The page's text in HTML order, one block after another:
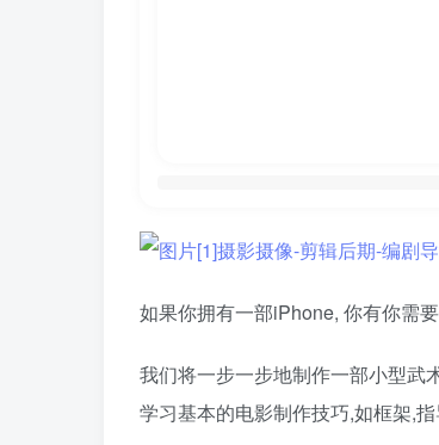
如果你拥有一部iPhone, 你有你需
我们将一步一步地制作一部小型武
学习基本的电影制作技巧,如框架,指